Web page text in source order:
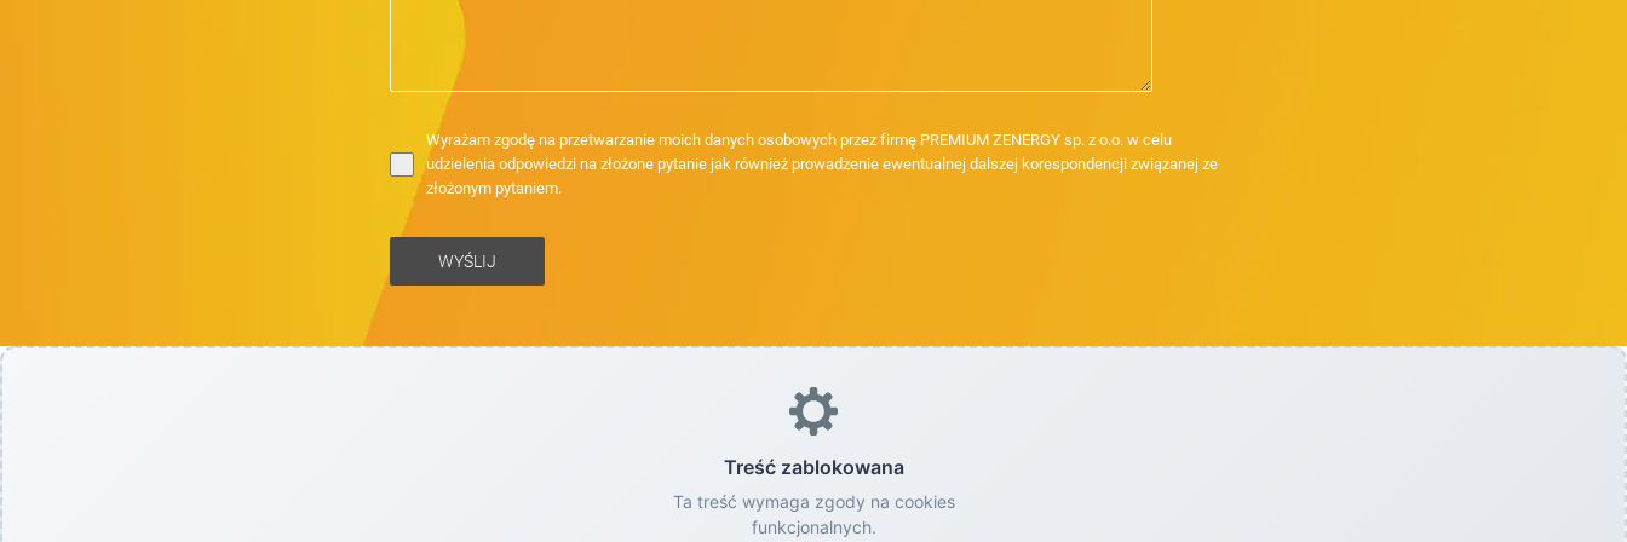
Wyrażam zgodę na przetwarzanie moich danych osobowych przez firmę PREMIUM ZENERGY sp. z o.o. w celu
udzielenia odpowiedzi na złożone pytanie jak również prowadzenie ewentualnej dalszej korespondencji związanej ze
złożonym pytaniem.
WYŚLIJ
Treść zablokowana
Ta treść wymaga zgody na cookies
funkcjonalnych.